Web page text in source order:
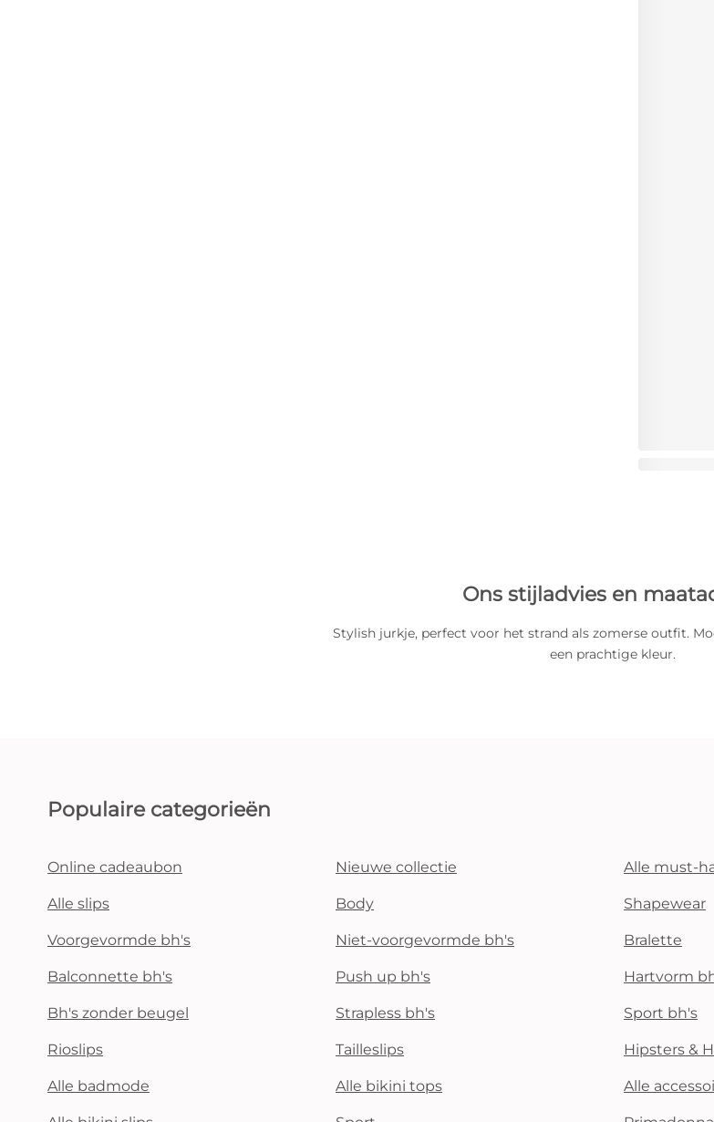
Ons stijladvies en
Stylish jurkje, perfect voor het strand als zomerse outfit.
een prachtige kleur.
Populaire categorieën
Online cadeaubon Nieuwe collectie Alle must-
Alle slips Body Shapewear
Voorgevormde bh's Niet-voorgevormde bh's Bralette
Balconnette bh's Push up bh's Hartvorm
Bh's zonder beugel Strapless bh's Sport bh's
Rioslips Tailleslips Hipsters &
Alle badmode Alle bikini tops Alle